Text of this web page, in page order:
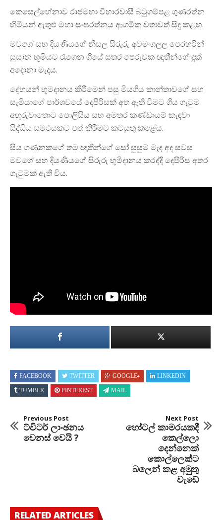
කෙසෙල්හේනාව රාජමහා විහාරවාසී බටුගම්පළ ගුණරත්න
හිමියන් ඇතුළු මහා සංඝරත්නය ආගමික වතාවත් සිදු කළහ.
මවගේ සහ දියණියගේ නිසල සිරුරු අවමංගලල පෙරහරින්
සුසාන භූමියට රැගෙන ගියේ සතර පෙරුවක ඥාතී්න්ගේ දුක්
අඳොනා මැදය.
දේහයන් භූමදානය කිරීමෙන් පසු මියගිය කාන්තාවගේ සහ
සැමියාගේ පාර්ශවයේ දෙපිරිසක් අත ඇති වීමට ගිය ගැටුම
අඟුරුවාතොට පොලිසිය සහ අමතර කණ්ඩායම් කැඳවා
සිද්ධිය සමථයකට පත් කිරීමට කටයුතු කළේය.
සිය ගණනකගේ තම ඥාතීන්ගේ සෝ සුසුම් මැද අද සවස
මවගේ සහ දියණියගේ සිරුරු භූමිදානය කරද්දී දෙපිරිස අතර
ගැටුමක් ඇති විය.
FACEBOOK TWITTER GOOGLE+ LINKEDIN
TUMBLR PINTEREST MAIL
Previous Post
ට්විටර් ලාංඡනය
වෙනස් වෙයි ?
Next Post
හෝටල් කාමරයකදී
කෙල්ලො
දෙන්නෙක්
කොල්ලෙක්ට
බලෙන් කළ අමුතු
වැඩේ
RELATED ARTICLES